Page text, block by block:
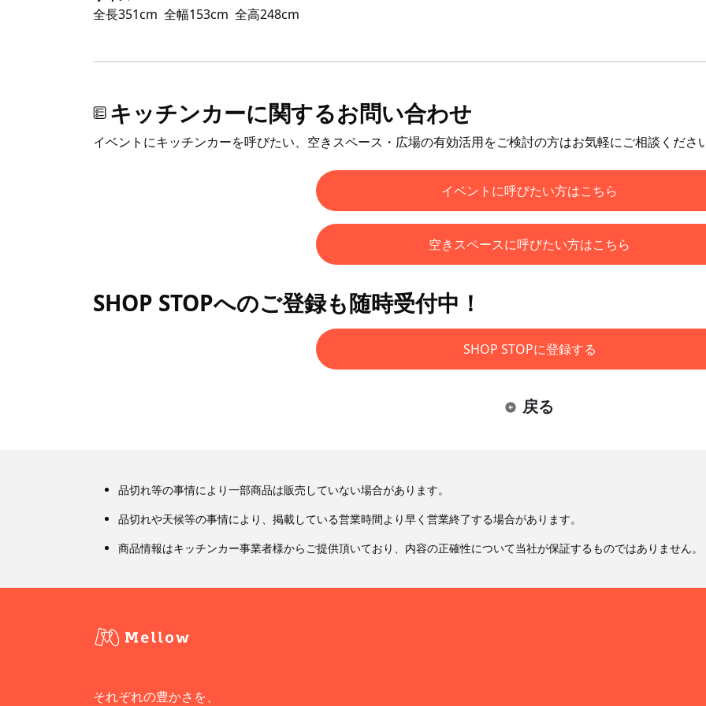
全長351cm 全幅153cm 全高248cm
キッチンカーに関するお問い合わせ
イベントにキッチンカーを呼びたい、空きスペース・広場の有効活用をご検討の方はお気軽にご相談くださ
イベントに呼びたい方はこちら
空きスペースに呼びたい方はこちら
SHOP STOPへのご登録も随時受付中！
SHOP STOPに登録する
戻る
品切れ等の事情により一部商品は販売していない場合があります。
品切れや天候等の事情により、掲載している営業時間より早く営業終了する場合があります。
商品情報はキッチンカー事業者様からご提供頂いており、内容の正確性について当社が保証するものではありません。
それぞれの豊かさを、